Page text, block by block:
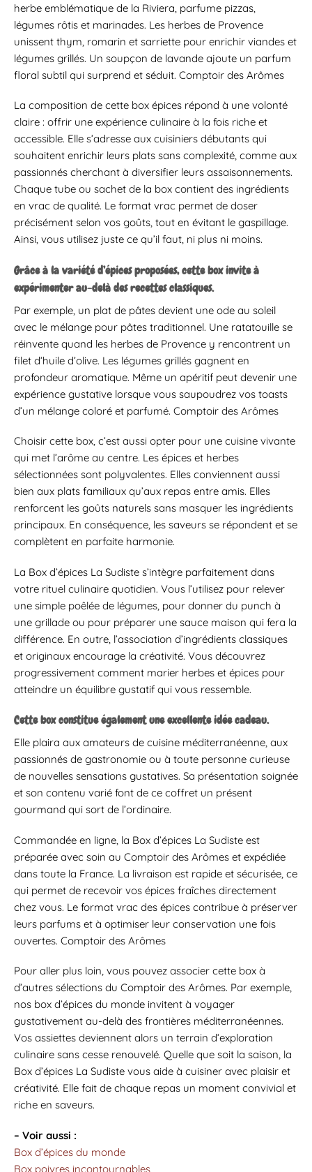
herbe emblématique de la Riviera, parfume pizzas,
légumes rôtis et marinades. Les herbes de Provence
unissent thym, romarin et sarriette pour enrichir viandes et
légumes grillés. Un soupçon de lavande ajoute un parfum
floral subtil qui surprend et séduit. Comptoir des Arômes
La composition de cette box épices répond à une volonté
claire : offrir une expérience culinaire à la fois riche et
accessible. Elle s’adresse aux cuisiniers débutants qui
souhaitent enrichir leurs plats sans complexité, comme aux
passionnés cherchant à diversifier leurs assaisonnements.
Chaque tube ou sachet de la box contient des ingrédients
en vrac de qualité. Le format vrac permet de doser
précisément selon vos goûts, tout en évitant le gaspillage.
Ainsi, vous utilisez juste ce qu’il faut, ni plus ni moins.
Grâce à la variété d’épices proposées, cette box invite à
expérimenter au-delà des recettes classiques.
Par exemple, un plat de pâtes devient une ode au soleil
avec le mélange pour pâtes traditionnel. Une ratatouille se
réinvente quand les herbes de Provence y rencontrent un
filet d’huile d’olive. Les légumes grillés gagnent en
profondeur aromatique. Même un apéritif peut devenir une
expérience gustative lorsque vous saupoudrez vos toasts
d’un mélange coloré et parfumé. Comptoir des Arômes
Choisir cette box, c’est aussi opter pour une cuisine vivante
qui met l’arôme au centre. Les épices et herbes
sélectionnées sont polyvalentes. Elles conviennent aussi
bien aux plats familiaux qu’aux repas entre amis. Elles
renforcent les goûts naturels sans masquer les ingrédients
principaux. En conséquence, les saveurs se répondent et se
complètent en parfaite harmonie.
La Box d’épices La Sudiste s’intègre parfaitement dans
votre rituel culinaire quotidien. Vous l’utilisez pour relever
une simple poêlée de légumes, pour donner du punch à
une grillade ou pour préparer une sauce maison qui fera la
différence. En outre, l’association d’ingrédients classiques
et originaux encourage la créativité. Vous découvrez
progressivement comment marier herbes et épices pour
atteindre un équilibre gustatif qui vous ressemble.
Cette box constitue également une excellente idée cadeau.
Elle plaira aux amateurs de cuisine méditerranéenne, aux
passionnés de gastronomie ou à toute personne curieuse
de nouvelles sensations gustatives. Sa présentation soignée
et son contenu varié font de ce coffret un présent
gourmand qui sort de l’ordinaire.
Commandée en ligne, la Box d’épices La Sudiste est
préparée avec soin au Comptoir des Arômes et expédiée
dans toute la France. La livraison est rapide et sécurisée, ce
qui permet de recevoir vos épices fraîches directement
chez vous. Le format vrac des épices contribue à préserver
leurs parfums et à optimiser leur conservation une fois
ouvertes. Comptoir des Arômes
Pour aller plus loin, vous pouvez associer cette box à
d’autres sélections du Comptoir des Arômes. Par exemple,
nos box d’épices du monde invitent à voyager
gustativement au-delà des frontières méditerranéennes.
Vos assiettes deviennent alors un terrain d’exploration
culinaire sans cesse renouvelé. Quelle que soit la saison, la
Box d’épices La Sudiste vous aide à cuisiner avec plaisir et
créativité. Elle fait de chaque repas un moment convivial et
riche en saveurs.
– Voir aussi :
Box d’épices du monde
Box poivres incontournables